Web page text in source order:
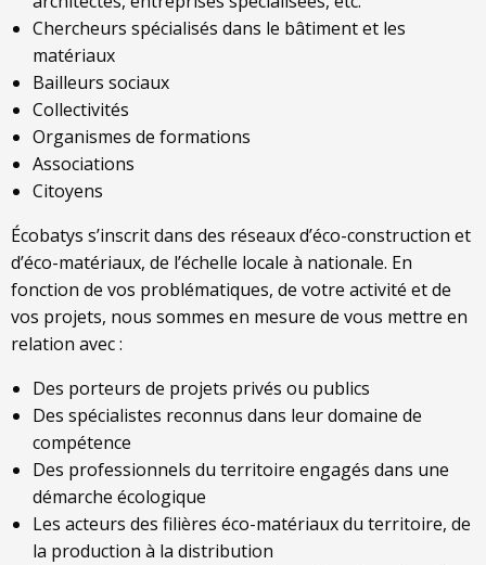
Chercheurs spécialisés dans le bâtiment et les
matériaux
Bailleurs sociaux
Collectivités
Organismes de formations
Associations
Citoyens
Écobatys s’inscrit dans des réseaux d’éco-construction et
d’éco-matériaux, de l’échelle locale à nationale. En
fonction de vos problématiques, de votre activité et de
vos projets, nous sommes en mesure de vous mettre en
relation avec :
Des porteurs de projets privés ou publics
Des spécialistes reconnus dans leur domaine de
compétence
Des professionnels du territoire engagés dans une
démarche écologique
Les acteurs des filières éco-matériaux du territoire, de
la production à la distribution